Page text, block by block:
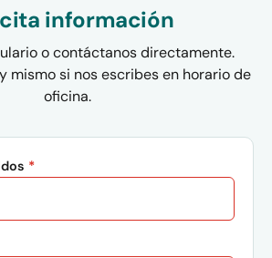
información
o contáctanos directamente.
mismo si nos escribes en horario de
oficina.
*